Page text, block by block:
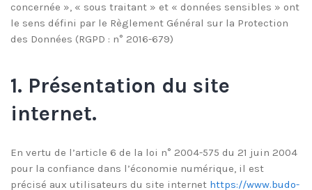
concernée », « sous traitant » et « données sensibles » ont
le sens défini par le Règlement Général sur la Protection
des Données (RGPD : n° 2016-679)
1. Présentation du site
internet.
En vertu de l’article 6 de la loi n° 2004-575 du 21 juin 2004
pour la confiance dans l’économie numérique, il est
précisé aux utilisateurs du site internet https://www.budo-